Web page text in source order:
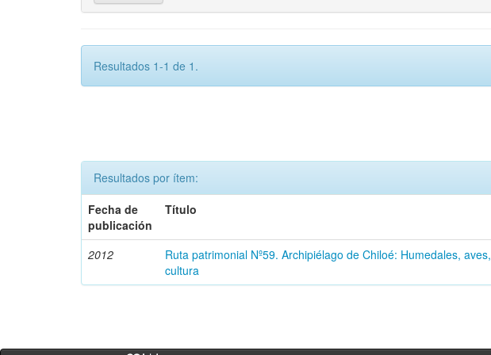
Resultados 1-1 de 1.
Resultados por ítem:
Fecha de
publicación
Título
2012
Ruta patrimonial Nº59. Archipiélago de Chiloé: Humedales, aves,
cultura